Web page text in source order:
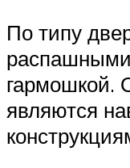
По типу
гармошкой.
являются